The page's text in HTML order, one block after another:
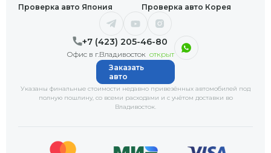
+7 (423) 205-46-80
Офис в г.Владивосток открыт
Проверка авто Япония
Проверка авто Корея
Указаны финальные стоимости недавно привезённых автомобилей под
полную пошлину, со всеми расходами и с учётом доставки во
Владивосток.
Заказать
авто